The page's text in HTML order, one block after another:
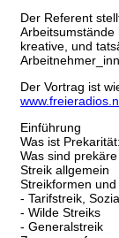
Der Referent
Arbeitsumstände
kreative, und
Der Vortrag ist
Einführung
Was ist
Was sind
Streik allgemein
Streikformen
- Tarifstreik,
- Wilde Streiks
- Generalstreik